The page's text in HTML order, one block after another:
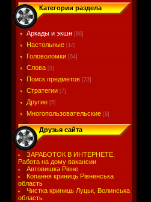
Категории раздела
Аркады и экшн [86]
Настольные [14]
Головоломки [64]
Слова [5]
Поиск предметов [23]
Стратегии [7]
Другие [5]
Многопользовательские [9]
Друзья сайта
ЗАРАБОТОК В ИНТЕРНЕТЕ,
Работа на дому вакансии
Автовишка Рівне
Копання криниць Рівненська
область
Чистка криниць Луцьк, Волинська
область